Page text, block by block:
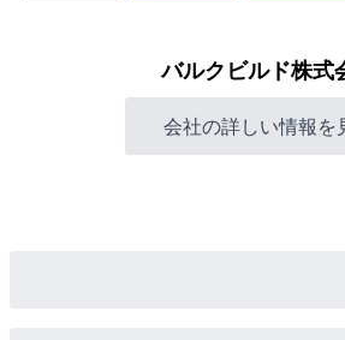
バルクビルド株式
会社の詳しい情報を